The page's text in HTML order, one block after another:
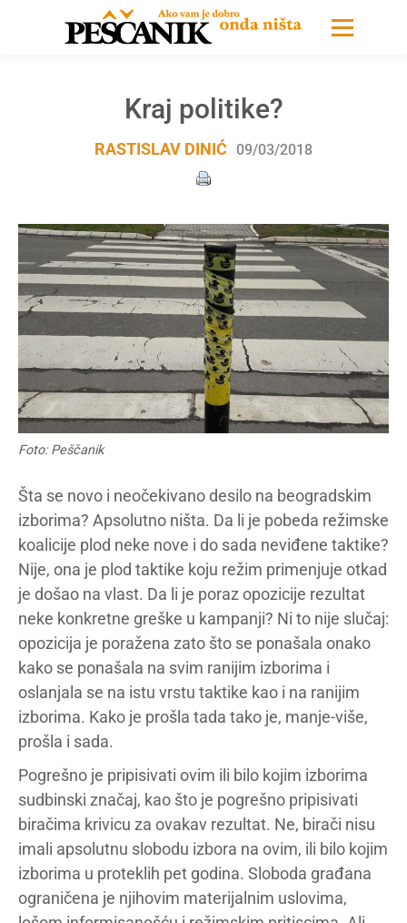
Kraj politike?
RASTISLAV DINIĆ 09/03/2018
Foto: Peščanik
Šta se novo i neočekivano desilo na beogradskim
izborima? Apsolutno ništa. Da li je pobeda režimske
koalicije plod neke nove i do sada neviđene taktike?
Nije, ona je plod taktike koju režim primenjuje otkad
je došao na vlast. Da li je poraz opozicije rezultat
neke konkretne greške u kampanji? Ni to nije slučaj:
opozicija je poražena zato što se ponašala onako
kako se ponašala na svim ranijim izborima i
oslanjala se na istu vrstu taktike kao i na ranijim
izborima. Kako je prošla tada tako je, manje-više,
prošla i sada.
Pogrešno je pripisivati ovim ili bilo kojim izborima
sudbinski značaj, kao što je pogrešno pripisivati
biračima krivicu za ovakav rezultat. Ne, birači nisu
imali apsolutnu slobodu izbora na ovim, ili bilo kojim
izborima u proteklih pet godina. Sloboda građana
ograničena je njihovim materijalnim uslovima,